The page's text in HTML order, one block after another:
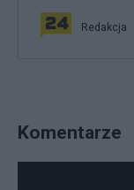
Redakcja
Komentarze